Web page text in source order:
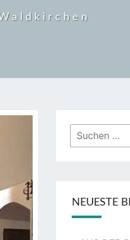
Suchen
nach:
NEUESTE